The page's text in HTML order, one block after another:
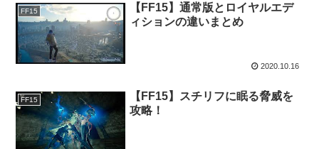
FF15
【FF15】通常版とロイヤルエデ
ィションの違いまとめ
2020.10.16
FF15
【FF15】スチリフに眠る脅威を
攻略！